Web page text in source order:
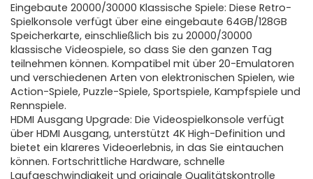
Eingebaute 20000/30000 Klassische Spiele: Diese Retro-
Spielkonsole verfügt über eine eingebaute 64GB/128GB
Speicherkarte, einschließlich bis zu 20000/30000
klassische Videospiele, so dass Sie den ganzen Tag
teilnehmen können. Kompatibel mit über 20-Emulatoren
und verschiedenen Arten von elektronischen Spielen, wie
Action-Spiele, Puzzle-Spiele, Sportspiele, Kampfspiele und
Rennspiele.
HDMI Ausgang Upgrade: Die Videospielkonsole verfügt
über HDMI Ausgang, unterstützt 4K High-Definition und
bietet ein klareres Videoerlebnis, in das Sie eintauchen
können. Fortschrittliche Hardware, schnelle
Laufgeschwindigkeit und originale Qualitätskontrolle